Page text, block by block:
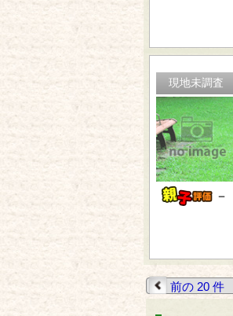
現地未調査
－
前の 20 件